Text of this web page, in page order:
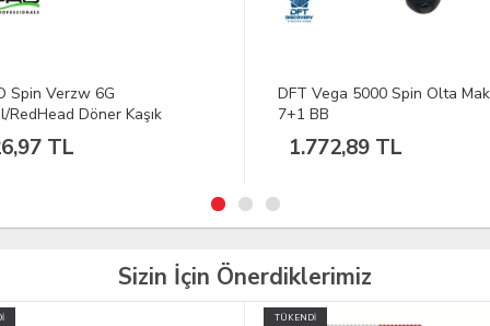
5000 Spin Olta Makinesi
TL
DFT Küçük Jig Fasion 40 G
H006 Jig Yem
51,16 TL
Sizin İçin Önerdiklerimiz